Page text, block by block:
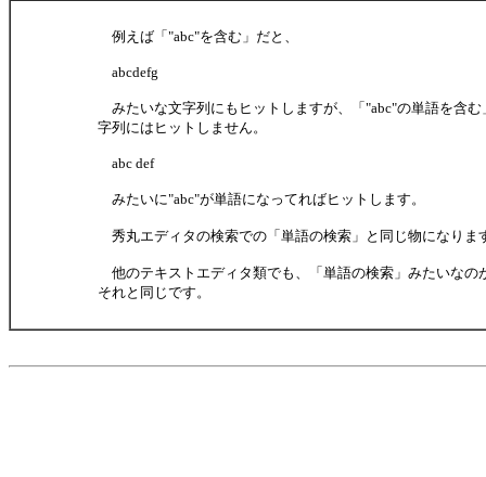
例えば「"abc"を含む」だと、
abcdefg
みたいな文字列にもヒットしますが、「"abc"の単語を含む
字列にはヒットしません。
abc def
みたいに"abc"が単語になってればヒットします。
秀丸エディタの検索での「単語の検索」と同じ物になりま
他のテキストエディタ類でも、「単語の検索」みたいなの
それと同じです。